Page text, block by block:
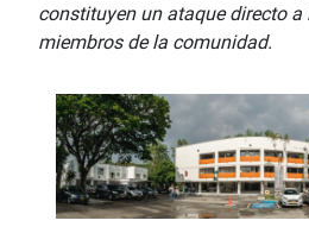
constituyen un ataque directo
miembros de la comunidad.